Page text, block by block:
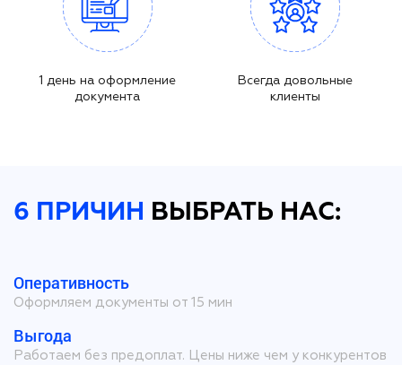
1 день на оформление
документа
Всегда довольные
клиенты
6 ПРИЧИН ВЫБРАТЬ НАС:
Оперативность
Оформляем документы от 15 мин
Выгода
Работаем без предоплат. Цены ниже чем у конкурентов